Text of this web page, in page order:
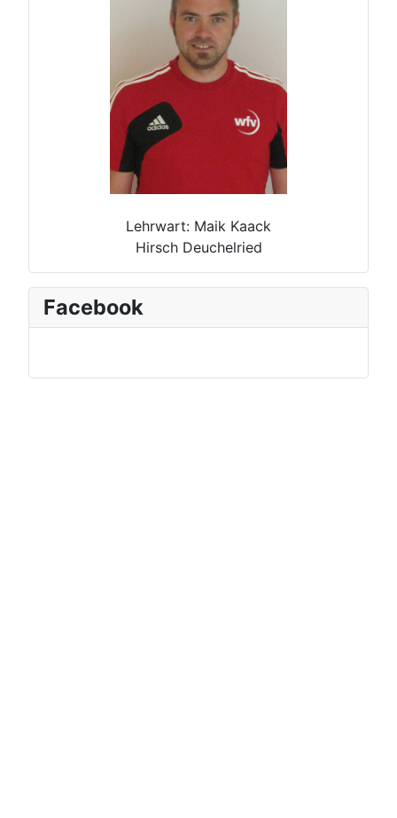
Lehrwart: Maik Kaack
Hirsch Deuchelried
Facebook